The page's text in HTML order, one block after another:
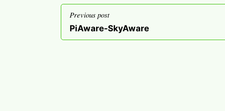
投
稿
ナ
Previous post
Previous
PiAware-SkyAware